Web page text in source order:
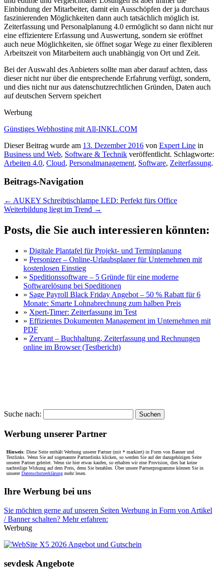
Einbindung der Mitarbeiter, damit ein Ausschöpfen der ja durchaus
faszinierenden Möglichkeiten dann auch tatsächlich möglich ist.
Zeiterfassung und Personalplanung 4.0 ermöglicht so dann nicht nur
eine effizientere Erfassung und Auswertung, sondern sie eröffnet
auch neue Möglichkeiten, sie öffnet sogar Wege zu einer flexibleren
Arbeitszeit von Mitarbeitern auch unabhängig von Ort und Zeit.
Bei der Auswahl des Anbieters sollte man aber darauf achten, dass
dieser nicht nur über die entsprechende Erfahrung verfügt, sondern,
und dies nicht nur aus datenschutzrechtlichen Gründen, Daten auch
auf deutschen Servern speichert
Werbung
Günstiges Webhosting mit All-INKL.COM
Dieser Beitrag wurde am 13. Dezember 2016 von Expert Line in
Business und Web, Software & Technik veröffentlicht. Schlagworte:
Arbeiten 4.0, Cloud, Personalmanagement, Software, Zeiterfassung.
Beitrags-Navigation
← AUKEY Schreibtischlampe LED: Perfekt fürs Office
Weiterbildung liegt im Trend →
Posts, die Sie auch interessieren könnten:
» Digitale Plantafel für Projekt- und Terminplanung
» Personizer – Online-Urlaubsplaner für Unternehmen mit
kostenlosen Einstieg
» Speditionssoftware – 5 Gründe für eine moderne
Softwarelösung bei Speditionen
» Sage Payroll Black Friday Angebot – 50 % Rabatt für 6
Monate: Smarte Lohnabrechnung zum halben Preis
» Xpert-Timer: Zeiterfassung im Test
» Effizientes Dokumenten Management im Unternehmen mit
PDF
» Zervant – Buchhaltung, Zeiterfassung und Rechnungen
online im Browser (Testbericht)
Suche nach:
Werbung unserer Partner
Hinweis: Diese Seite enthält Werbung unserer Partner (mit * markiert) in Form von Banner und
Textlinks. Wenn Sie auf sogenannte Partnerlinks klicken, so werden Sie auf der dazugehörigen Seite
unserer Partner geleitet. Wenn sie hier etwas kaufen, so erhalten wir eine Provision, dies hat keine
nachteilige Wirkung auf dem Preis, denn Sie bezahlen. Über unsere Partnerprogramme können Sie in
unsererDatenschutzerklärung mehr lesen.
Ihre Werbung bei uns
Sie möchten gerne auf unseren Seiten Werbung in Form von Artikel
/ Banner schalten? Mehr erfahren:
Werbung
sevdesk Angebote